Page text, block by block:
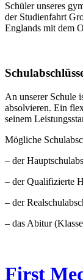
Schüler unseres
der Studienfahrt
Englands mit dem
An unserer Schule
absolvieren. Ein
seinem
Mögliche
– der
– der Qualifizierte
– der
– das Abitur
First